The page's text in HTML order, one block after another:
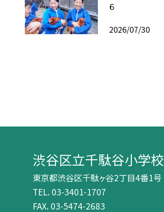
６
2026/07/30
渋谷区立千駄谷小学校
東京都渋谷区千駄ヶ谷2丁目4番1号
TEL. 03-3401-1707
FAX. 03-5474-2683